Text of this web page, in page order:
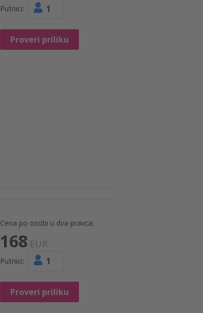
Putnici: 1
Proveri priliku
Cena po osobi u dva pravca:
168 EUR
Putnici: 1
Proveri priliku